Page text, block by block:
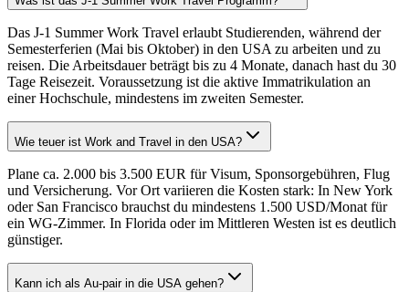
Das J-1 Summer Work Travel erlaubt Studierenden, während der
Semesterferien (Mai bis Oktober) in den USA zu arbeiten und zu
reisen. Die Arbeitsdauer beträgt bis zu 4 Monate, danach hast du 30
Tage Reisezeit. Voraussetzung ist die aktive Immatrikulation an
einer Hochschule, mindestens im zweiten Semester.
Wie teuer ist Work and Travel in den USA?
Plane ca. 2.000 bis 3.500 EUR für Visum, Sponsorgebühren, Flug
und Versicherung. Vor Ort variieren die Kosten stark: In New York
oder San Francisco brauchst du mindestens 1.500 USD/Monat für
ein WG-Zimmer. In Florida oder im Mittleren Westen ist es deutlich
günstiger.
Kann ich als Au-pair in die USA gehen?